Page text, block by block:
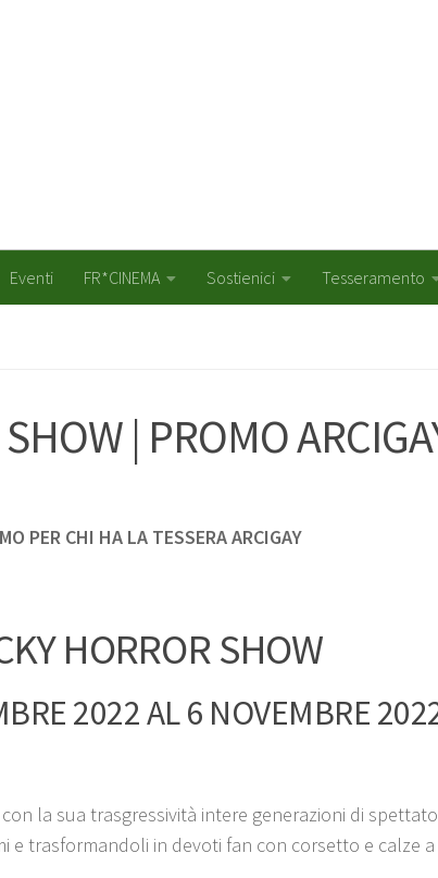
Eventi FR*CINEMA Sostienici Tesseramento
| PROMO
PER CHI HA LA TESSERA ARCIGAY
HORROR SHOW
2022 AL 6 NOVEMBRE
la sua trasgressività intere generazioni di
e trasformandoli in devoti fan con corsetto e calze